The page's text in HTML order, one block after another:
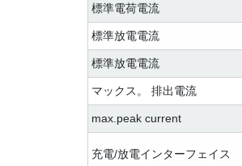
標準電荷電流
標準放電電流
標準放電電流
マックス。 排出電流
max.peak current
充電/放電インターフェイス